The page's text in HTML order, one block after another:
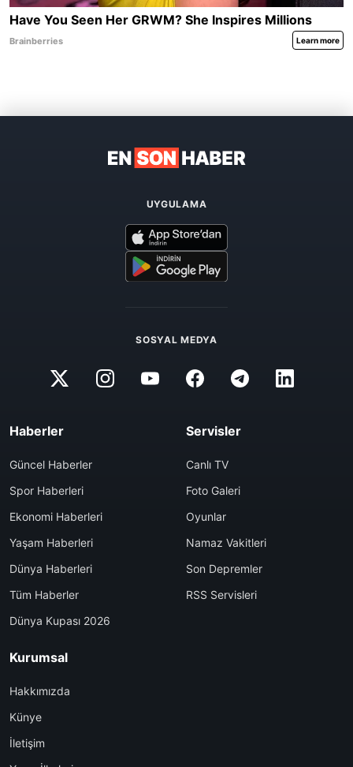
UYGULAMA
SOSYAL MEDYA
Haberler
Güncel Haberler
Spor Haberleri
Ekonomi Haberleri
Yaşam Haberleri
Dünya Haberleri
Tüm Haberler
Dünya Kupası 2026
Servisler
Canlı TV
Foto Galeri
Oyunlar
Namaz Vakitleri
Son Depremler
RSS Servisleri
Kurumsal
Hakkımızda
Künye
İletişim